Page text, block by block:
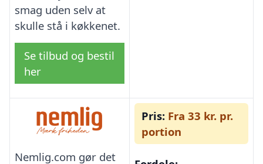
smag uden selv at
skulle stå i køkkenet.
Se tilbud og bestil
her
Nemlig.com gør det
Pris: Fra 33 kr. pr.
portion